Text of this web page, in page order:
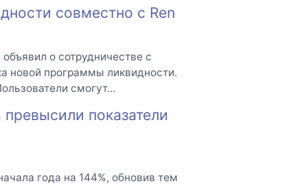
совместно с Ren
о сотрудничестве с
новой программы ликвидности.
смогут...
показатели
года на 144%, обновив тем